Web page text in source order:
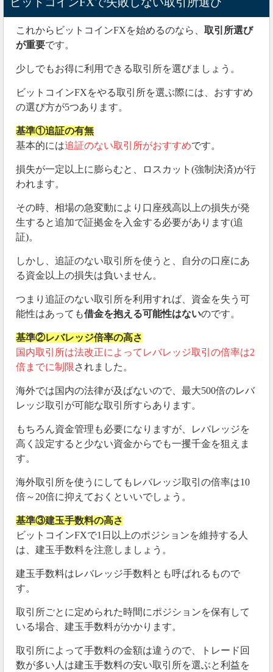
これからビットコインFXを始めるのなら、 取引所選び
が重要です。
少しでもお得に利用できる取引所を選びましょう。
ビットコインFXをやる取引所を選ぶ際には、おすすめ
の選び方が5つあります。
基準①追証の有無
基本的には追証のない取引所がおすすめです。
損失が一定以上に膨らむと、ロスカット(強制決済)が行
われます。
その時、相場の急変動により口座残高以上の損失が発
生すると追加で証拠金を入金する必要があります(追
証)。
しかし、追証のない取引所を使うと、自分の口座にあ
る資金以上の損失は負いません。
つまり追証のない取引所を利用すれば、資金を失う可
能性はあっても借金を抱える可能性はないのです。
基準②レバレッジ倍率の高さ
国内取引所は法改正によってレバレッジ取引の倍率は2
倍までに制限されました。
海外では国内の法律が及ばないので、最大500倍のレバ
レッジ取引が可能な取引所すらあります。
もちろん資金管理も必要になりますが、レバレッジを
高く設定すると少ない資金からでも一攫千金を狙えま
す。
海外取引所を使うにしてもレバレッジ取引の倍率は10
倍～20倍に抑えておくといいでしょう。
基準③建玉手数料の高さ
ビットコインFXで1日以上のポジションを維持する人
は、建玉手数料を注意しましょう。
建玉手数料はレバレッジ手数料とも呼ばれるもので
す。
取引所ごとに定められた時間にポジションを保有して
いる場合、建玉手数料がかかります。
取引所によって手数料の金額は違うので、トレード回
数が多い人は建玉手数料の安い取引所を選ぶと利益を